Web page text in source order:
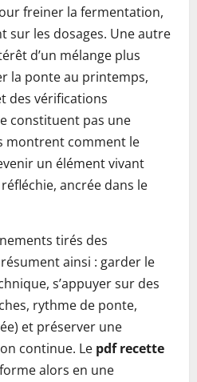
freiner la fermentation,
les dosages. Une autre
d’un mélange plus
la ponte au printemps,
des vérifications
constituent pas une
montrent comment le
un élément vivant
ancrée dans le
tirés des
ainsi : garder le
s’appuyer sur des
rythme de ponte,
et préserver une
continue. Le pdf recette
alors en une